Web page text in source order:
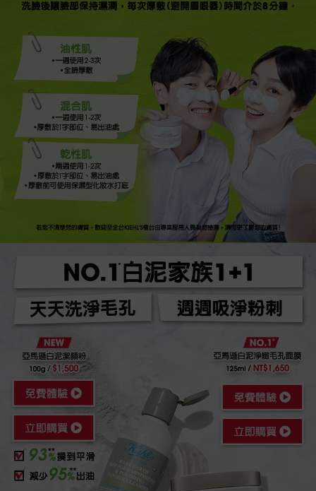
洗臉後讓臉部保持濕潤，每次厚敷(避開眉眼唇) 時間介於8分鐘。
若您不清楚您的膚質，歡迎至全台KIEHL’S櫃台由專業服務人員為您檢測，讓您更了解您的膚質!
油性肌
•一週使用2-3次​
•全臉厚敷
混合肌
•一週使用1-2次​
•厚敷於T字部位、易出油處
乾性肌
•兩週使用1-2次​
•厚敷於T字部位、易出油處​
•厚敷前可使用保濕型化妝水打底
NO.1白泥家族1+1
天天洗淨毛孔 週週吸淨粉刺